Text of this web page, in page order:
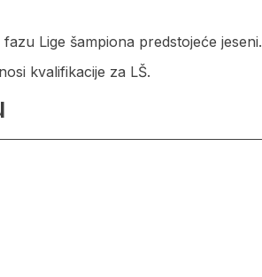
Lige šampiona predstojeće jeseni.
kvalifikacije za LŠ.